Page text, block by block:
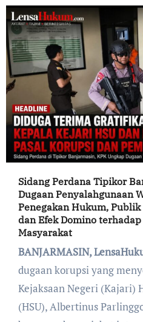
Sidang Perdana Tipikor
Dugaan Penyalahgunaan
Penegakan Hukum,
dan Efek Domino
Masyarakat
BANJARMASIN,
dugaan korupsi yang
Kejaksaan Negeri (Kajari)
(HSU), Albertinus